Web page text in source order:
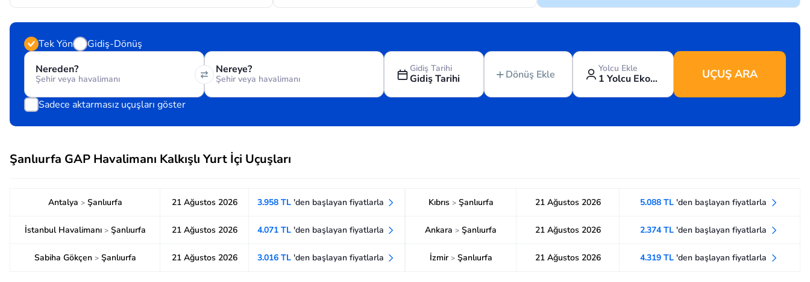
Tek Yön
Gidiş-Dönüş
Nereden?
Nereye? Gidiş Tarihi
Gidiş Tarihi Dönüş Ekle Yolcu Ekle
1 Yolcu Ekonomi UÇUŞ ARA
Sadece aktarmasız uçuşları göster
Şanlıurfa GAP Havalimanı Kalkışlı Yurt İçi Uçuşları
Antalya >Şanlıurfa 21 Ağustos 2026 3.958 TL 'den başlayan fiyatlarla
İstanbul Havalimanı >Şanlıurfa 21 Ağustos 2026 4.071 TL 'den başlayan fiyatlarla
Sabiha Gökçen >Şanlıurfa 21 Ağustos 2026 3.016 TL 'den başlayan fiyatlarla
Kıbrıs >Şanlıurfa 21 Ağustos 2026 5.088 TL'den başlayan fiyatlarla
Ankara > Şanlıurfa 21 Ağustos 2026 2.374 TL'den başlayan fiyatlarla
İzmir >Şanlıurfa 21 Ağustos 2026 4.319 TL'den başlayan fiyatlarla